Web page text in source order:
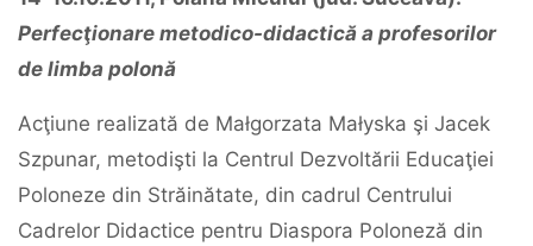
Perfecţionare metodico-didactică a profesorilor
de limba polonă
Acţiune realizată de Małgorzata Małyska şi Jacek
Szpunar, metodişti la Centrul Dezvoltării Educaţiei
Poloneze din Străinătate, din cadrul Centrului
Cadrelor Didactice pentru Diaspora Poloneză din